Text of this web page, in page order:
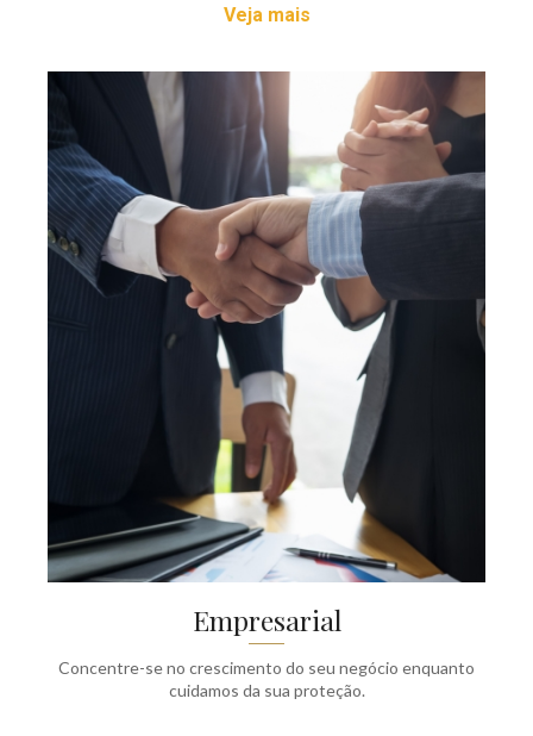
Veja mais
Empresarial
Concentre-se no crescimento do seu negócio enquanto
cuidamos da sua proteção.